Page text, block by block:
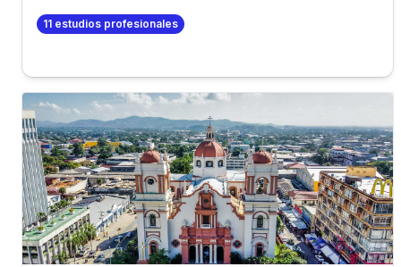
profesionales en minutos!
11 estudios profesionales